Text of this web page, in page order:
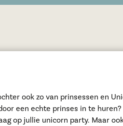
een echte prinses in te
op jullie unicorn party. Maar